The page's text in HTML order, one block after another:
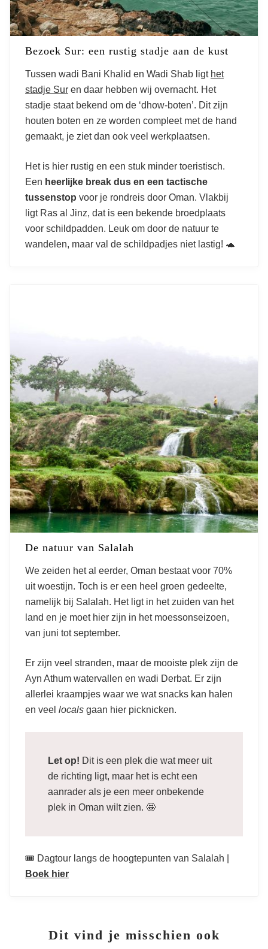
Bezoek Sur: een rustig stadje aan de kust
Tussen wadi Bani Khalid en Wadi Shab ligt het
stadje Sur en daar hebben wij overnacht. Het
stadje staat bekend om de ‘dhow-boten’. Dit zijn
houten boten en ze worden compleet met de hand
gemaakt, je ziet dan ook veel werkplaatsen.
Het is hier rustig en een stuk minder toeristisch.
Een heerlijke break dus en een tactische
tussenstop voor je rondreis door Oman. Vlakbij
ligt Ras al Jinz, dat is een bekende broedplaats
voor schildpadden. Leuk om door de natuur te
wandelen, maar val de schildpadjes niet lastig! 🐢
De natuur van Salalah
We zeiden het al eerder, Oman bestaat voor 70%
uit woestijn. Toch is er een heel groen gedeelte,
namelijk bij Salalah. Het ligt in het zuiden van het
land en je moet hier zijn in het moessonseizoen,
van juni tot september.
Er zijn veel stranden, maar de mooiste plek zijn de
Ayn Athum watervallen en wadi Derbat. Er zijn
allerlei kraampjes waar we wat snacks kan halen
en veel locals gaan hier picknicken.
Let op! Dit is een plek die wat meer uit
de richting ligt, maar het is echt een
aanrader als je een meer onbekende
plek in Oman wilt zien. 🤩
🎟️ Dagtour langs de hoogtepunten van Salalah |
Boek hier
Dit vind je misschien ook